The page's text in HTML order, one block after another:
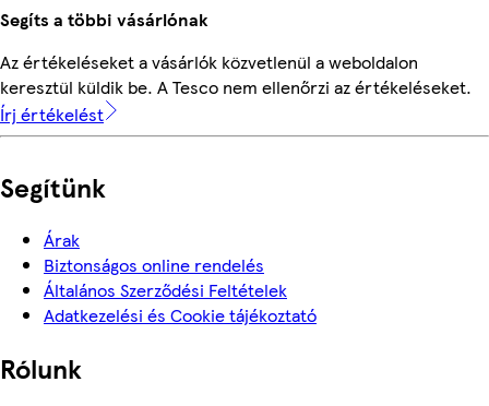
Segíts a többi vásárlónak
Az értékeléseket a vásárlók közvetlenül a weboldalon
keresztül küldik be. A Tesco nem ellenőrzi az értékeléseket.
Írj értékelést
Segítünk
Árak
Biztonságos online rendelés
Általános Szerződési Feltételek
Adatkezelési és Cookie tájékoztató
Rólunk